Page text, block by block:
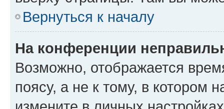
Вернуться к началу
На конференции
Возможно, отображается
поясу, а не к тому, в котором